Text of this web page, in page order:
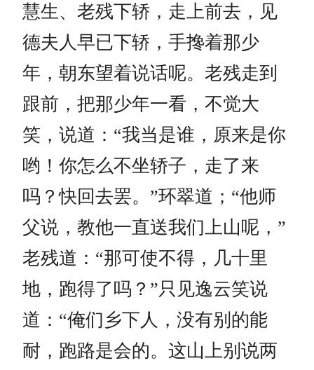
慧生、老残下轿，走上前去，见
德夫人早已下轿，手搀着那少
年，朝东望着说话呢。老残走到
跟前，把那少年一看，不觉大
笑，说道：“我当是谁，原来是你
哟！你怎么不坐轿子，走了来
吗？快回去罢。”环翠道；“他师
父说，教他一直送我们上山呢，”
老残道：“那可使不得，几十里
地，跑得了吗？”只见逸云笑说
道：“俺们乡下人，没有别的能
耐，跑路是会的。这山上别说两